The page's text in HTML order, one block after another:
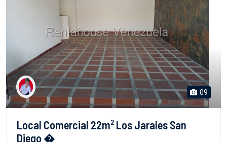
09
Local Comercial 22m² Los Jarales San
Diego �